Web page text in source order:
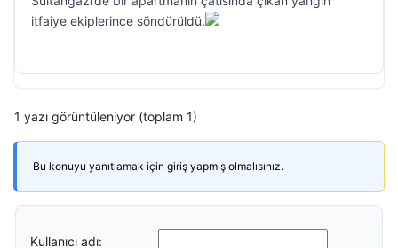
itfaiye ekiplerince söndürüldü.
1 yazı görüntüleniyor (toplam 1)
Bu konuyu yanıtlamak için giriş yapmış olmalısınız.
Kullanıcı adı: